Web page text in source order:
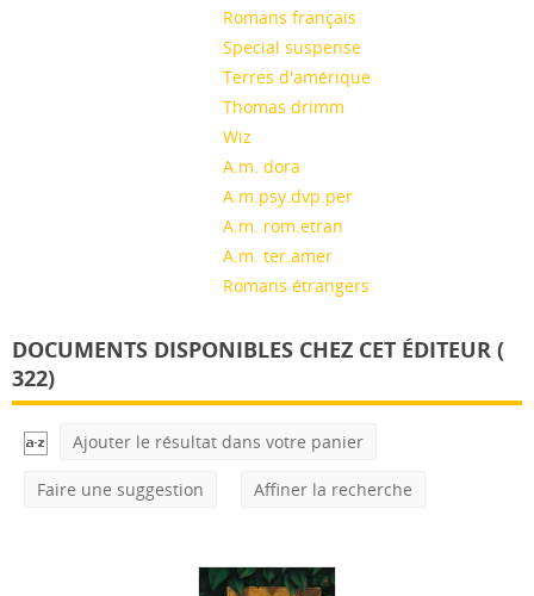
Romans français
Special suspense
Terres d'amérique
Thomas drimm
Wiz
A.m. dora
A.m.psy.dvp.per
A.m. rom.etran
A.m. ter.amer
Romans étrangers
DOCUMENTS DISPONIBLES CHEZ CET ÉDITEUR (
322)
Ajouter le résultat dans votre panier
Faire une suggestion Affiner la recherche